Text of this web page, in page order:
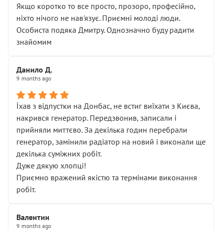
Якщо коротко то все просто, прозоро, професійно,
ніхто нічого не нав'язує. Приємні молоді люди.
Особиста подяка Дмитру. Однозначно буду радити
знайомим
Данило Д.
9 months ago
Їхав з відпустки на Донбас, не встиг виїхати з Києва,
накрився генератор. Передзвонив, записали і
прийняли миттєво. За декілька годин перебрали
генератор, замінили радіатор на новий і виконали ще
декілька суміжних робіт.
Дуже дякую хлопці!
Приємно вражений якістю та термінами виконання
робіт.
Валентин
9 months ago